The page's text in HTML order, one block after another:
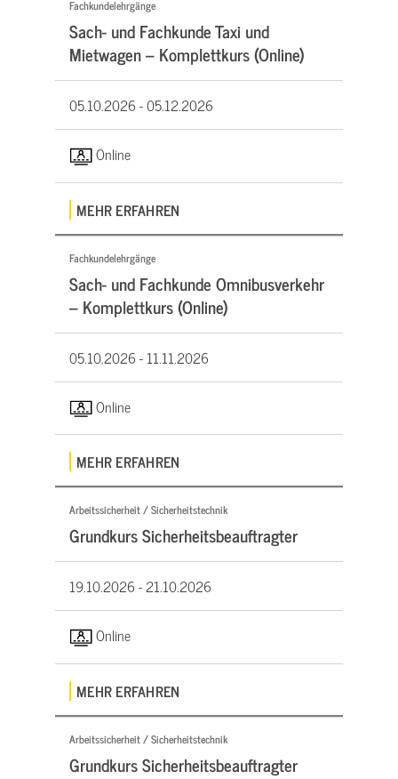
Fachkundelehrgänge
Sach- und Fachkunde Taxi und
Mietwagen – Komplettkurs (Online)
05.10.2026 -05.12.2026
Online
MEHR ERFAHREN
Fachkundelehrgänge
Sach- und Fachkunde Omnibusverkehr
– Komplettkurs (Online)
05.10.2026 -11.11.2026
Online
MEHR ERFAHREN
Arbeitssicherheit / Sicherheitstechnik
Grundkurs Sicherheitsbeauftragter
19.10.2026 -21.10.2026
Online
MEHR ERFAHREN
Arbeitssicherheit / Sicherheitstechnik
Grundkurs Sicherheitsbeauftragter